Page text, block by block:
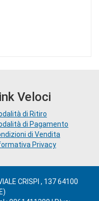
Veloci
di Ritiro
di Pagamento
di Vendita
Privacy
CRISPI , 137 64100